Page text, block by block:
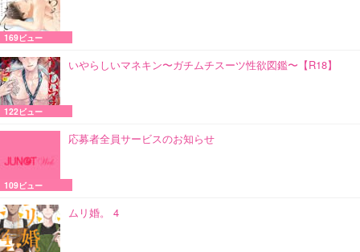
169ビュー
いやらしいマネキン〜ガチムチスーツ性欲図鑑〜【R18】
122ビュー
応募者全員サービスのお知らせ
109ビュー
ムリ婚。 4